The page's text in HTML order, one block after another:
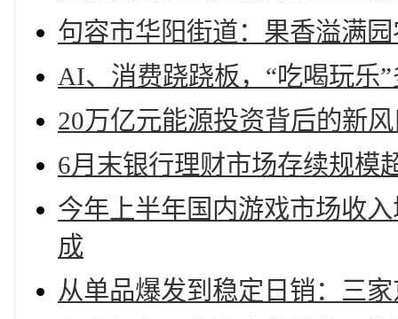
句容市华阳街道：果香溢满
AI、消费跷跷板，“吃喝玩乐
20万亿元能源投资背后的新
6月末银行理财市场存续规模
今年上半年国内游戏市场收
成
从单品爆发到稳定日销：三